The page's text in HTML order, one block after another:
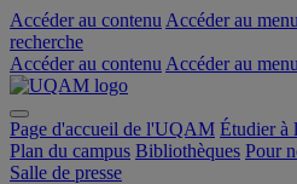
Accéder au contenu Accéder au
recherche
Accéder au contenu Accéder au
Page d'accueil de l'UQAM Étudier
Plan du campus Bibliothèques Pour
Salle de presse